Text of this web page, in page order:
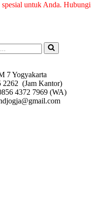
untuk Anda. Hubungi
7 Yogyakarta
2262 (Jam Kantor)
4372 7969 (WA)